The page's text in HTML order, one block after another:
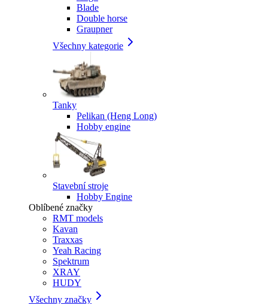
Blade
Double horse
Graupner
Všechny kategorie
Tanky
Pelikan (Heng Long)
Hobby engine
Stavební stroje
Hobby Engine
Oblíbené značky
RMT models
Kavan
Traxxas
Yeah Racing
Spektrum
XRAY
HUDY
Všechny značky